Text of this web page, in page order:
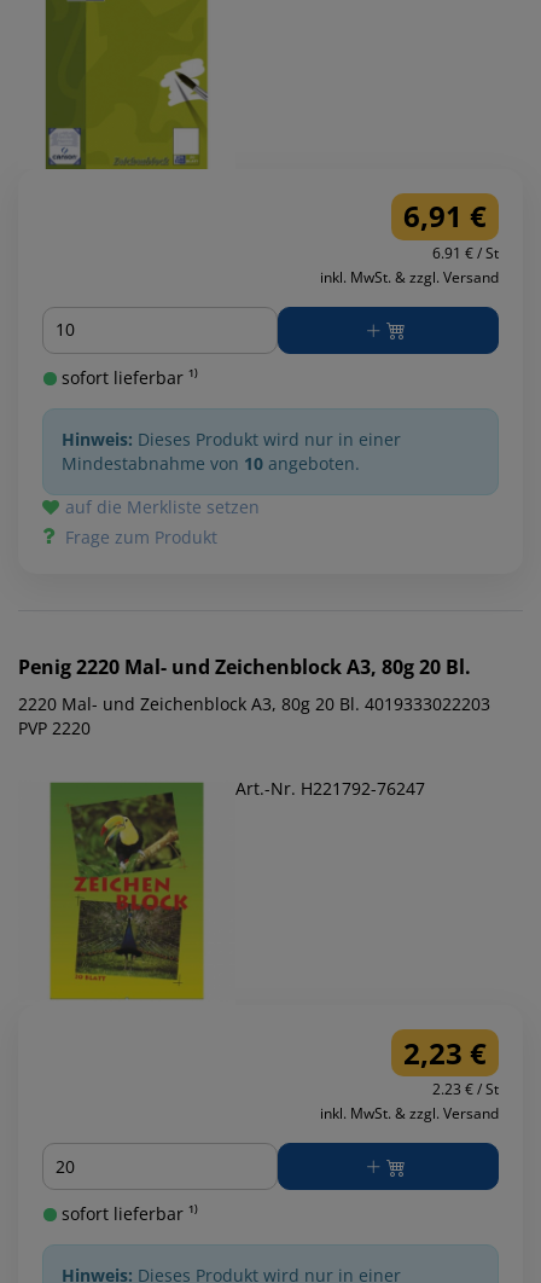
6,91 €
6.91 € / St
inkl. MwSt. & zzgl. Versand
Menge
sofort lieferbar ¹⁾
Hinweis: Dieses Produkt wird nur in einer
Mindestabnahme von 10 angeboten.
auf die Merkliste setzen
Frage zum Produkt
Penig2220 Mal- und Zeichenblock A3, 80g 20 Bl.
2220 Mal- und Zeichenblock A3, 80g 20 Bl. 4019333022203
PVP 2220
Art.-Nr. H221792-76247
2,23 €
2.23 € / St
inkl. MwSt. & zzgl. Versand
Menge
sofort lieferbar ¹⁾
Hinweis: Dieses Produkt wird nur in einer